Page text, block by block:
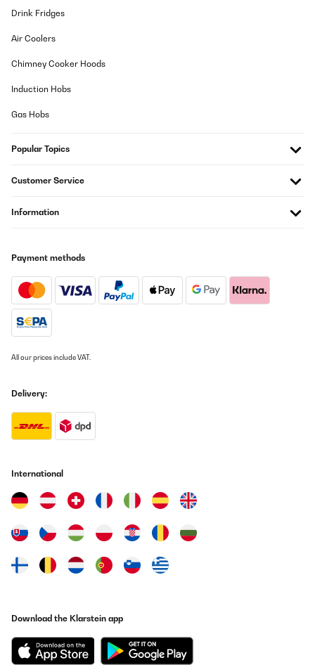
Drink Fridges
Air Coolers
Chimney Cooker Hoods
Induction Hobs
Gas Hobs
Popular Topics
Customer Service
Information
Payment methods
All our prices include VAT.
Delivery:
International
Download the Klarstein app